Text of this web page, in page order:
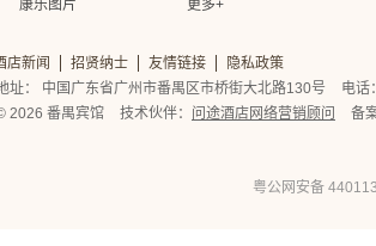
康乐图片
更多+
店新闻 招贤纳士 友情链接
隐私政策
址： 中国广东省广州市番禺区市桥街大北路130号
电话
2026 番禺宾馆
技术伙伴： 问途酒店网络营销顾问 备
粤公网安备